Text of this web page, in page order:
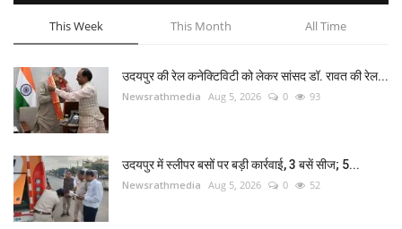
This Week This Month All Time
उदयपुर की रेल कनेक्टिविटी को लेकर सांसद डॉ. रावत की रेल...
Newsrathmedia Aug 5, 2026 0 93
उदयपुर में स्लीपर बसों पर बड़ी कार्रवाई, 3 बसें सीज; 5...
Newsrathmedia Aug 5, 2026 0 52